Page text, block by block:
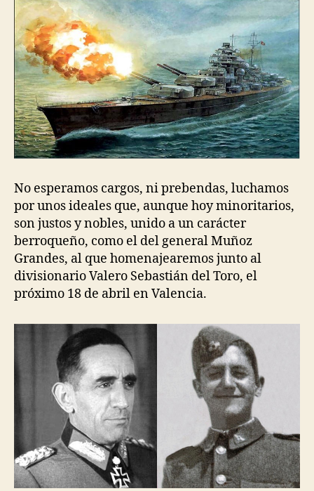
No esperamos cargos, ni prebendas, luchamos
por unos ideales que, aunque hoy minoritarios,
son justos y nobles, unido a un carácter
berroqueño, como el del general Muñoz
Grandes, al que homenajearemos junto al
divisionario Valero Sebastián del Toro, el
próximo 18 de abril en Valencia.